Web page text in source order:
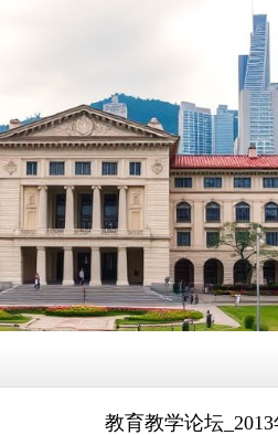
教育教学论坛_2013